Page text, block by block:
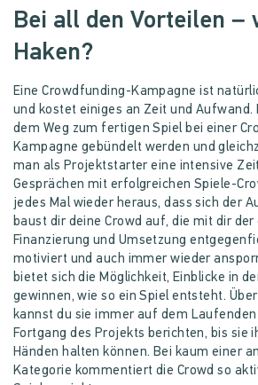
Bei all den Vorteilen –
Haken?
Eine Crowdfunding-Kampagne ist
und kostet einiges an Zeit und Aufwand.
dem Weg zum fertigen Spiel bei einer
Kampagne gebündelt werden und
man als Projektstarter eine intensive
Gesprächen mit erfolgreichen Spiele-
jedes Mal wieder heraus, dass sich der
baust dir deine Crowd auf, die mit dir
Finanzierung und Umsetzung
motiviert und auch immer wieder
bietet sich die Möglichkeit, Einblicke in
gewinnen, wie so ein Spiel entsteht.
kannst du sie immer auf dem
Fortgang des Projekts berichten, bis sie
Händen halten können. Bei kaum einer
Kategorie kommentiert die Crowd so